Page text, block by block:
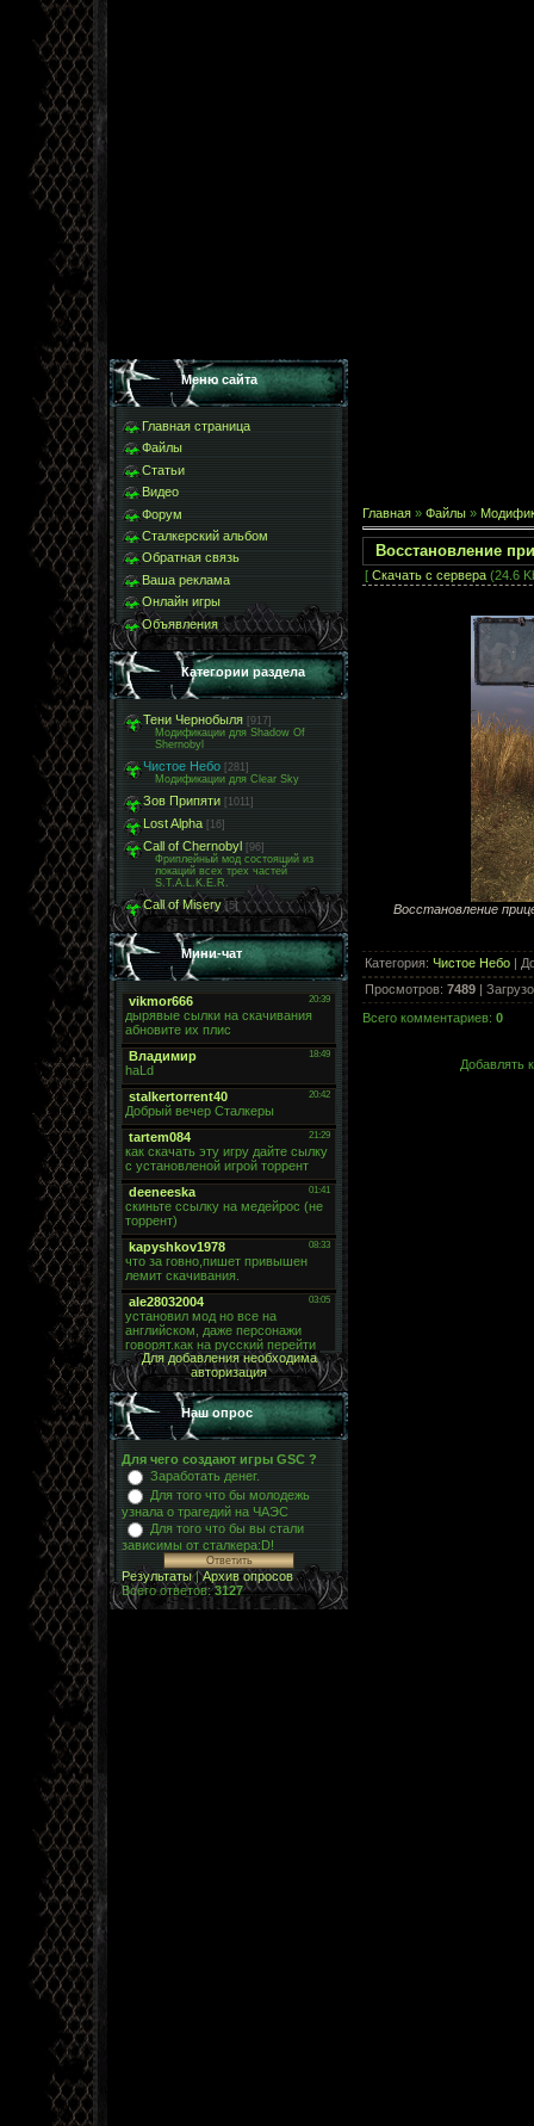
Меню сайта
Главная страница
Файлы
Статьи
Видео
Форум
Сталкерский альбом
Обратная связь
Ваша реклама
Онлайн игры
Объявления
Категории раздела
Тени Чернобыля [917]
Модификации для Shadow Of
Shernobyl
Чистое Небо [281]
Модификации для Clear Sky
Зов Припяти [1011]
Lost Alpha [16]
Call of Chernobyl [96]
Фриплейный мод состоящий из
локаций всех трех частей
S.T.A.L.K.E.R.
Call of Misery [5]
Мини-чат
Для добавления необходима
авторизация
Наш опрос
Для чего создают игры GSC ?
Заработать денег.
Для того что бы молодежь
узнала о трагедий на ЧАЭС
Для того что бы вы стали
зависимы от сталкера:D!
Результаты|Архив опросов
Всего ответов:3127
Главная » Файлы »
Восстановление
[ Скачать с сервера (24.6
Восстановление
Категория: Чистое Небо |
Просмотров: 7489 |
Всего комментариев: 0
Добавлять